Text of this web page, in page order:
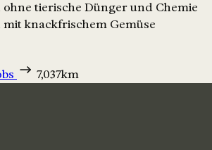
ohne tierische Dünger und Chemie
knackfrischem Gemüse
7,037km